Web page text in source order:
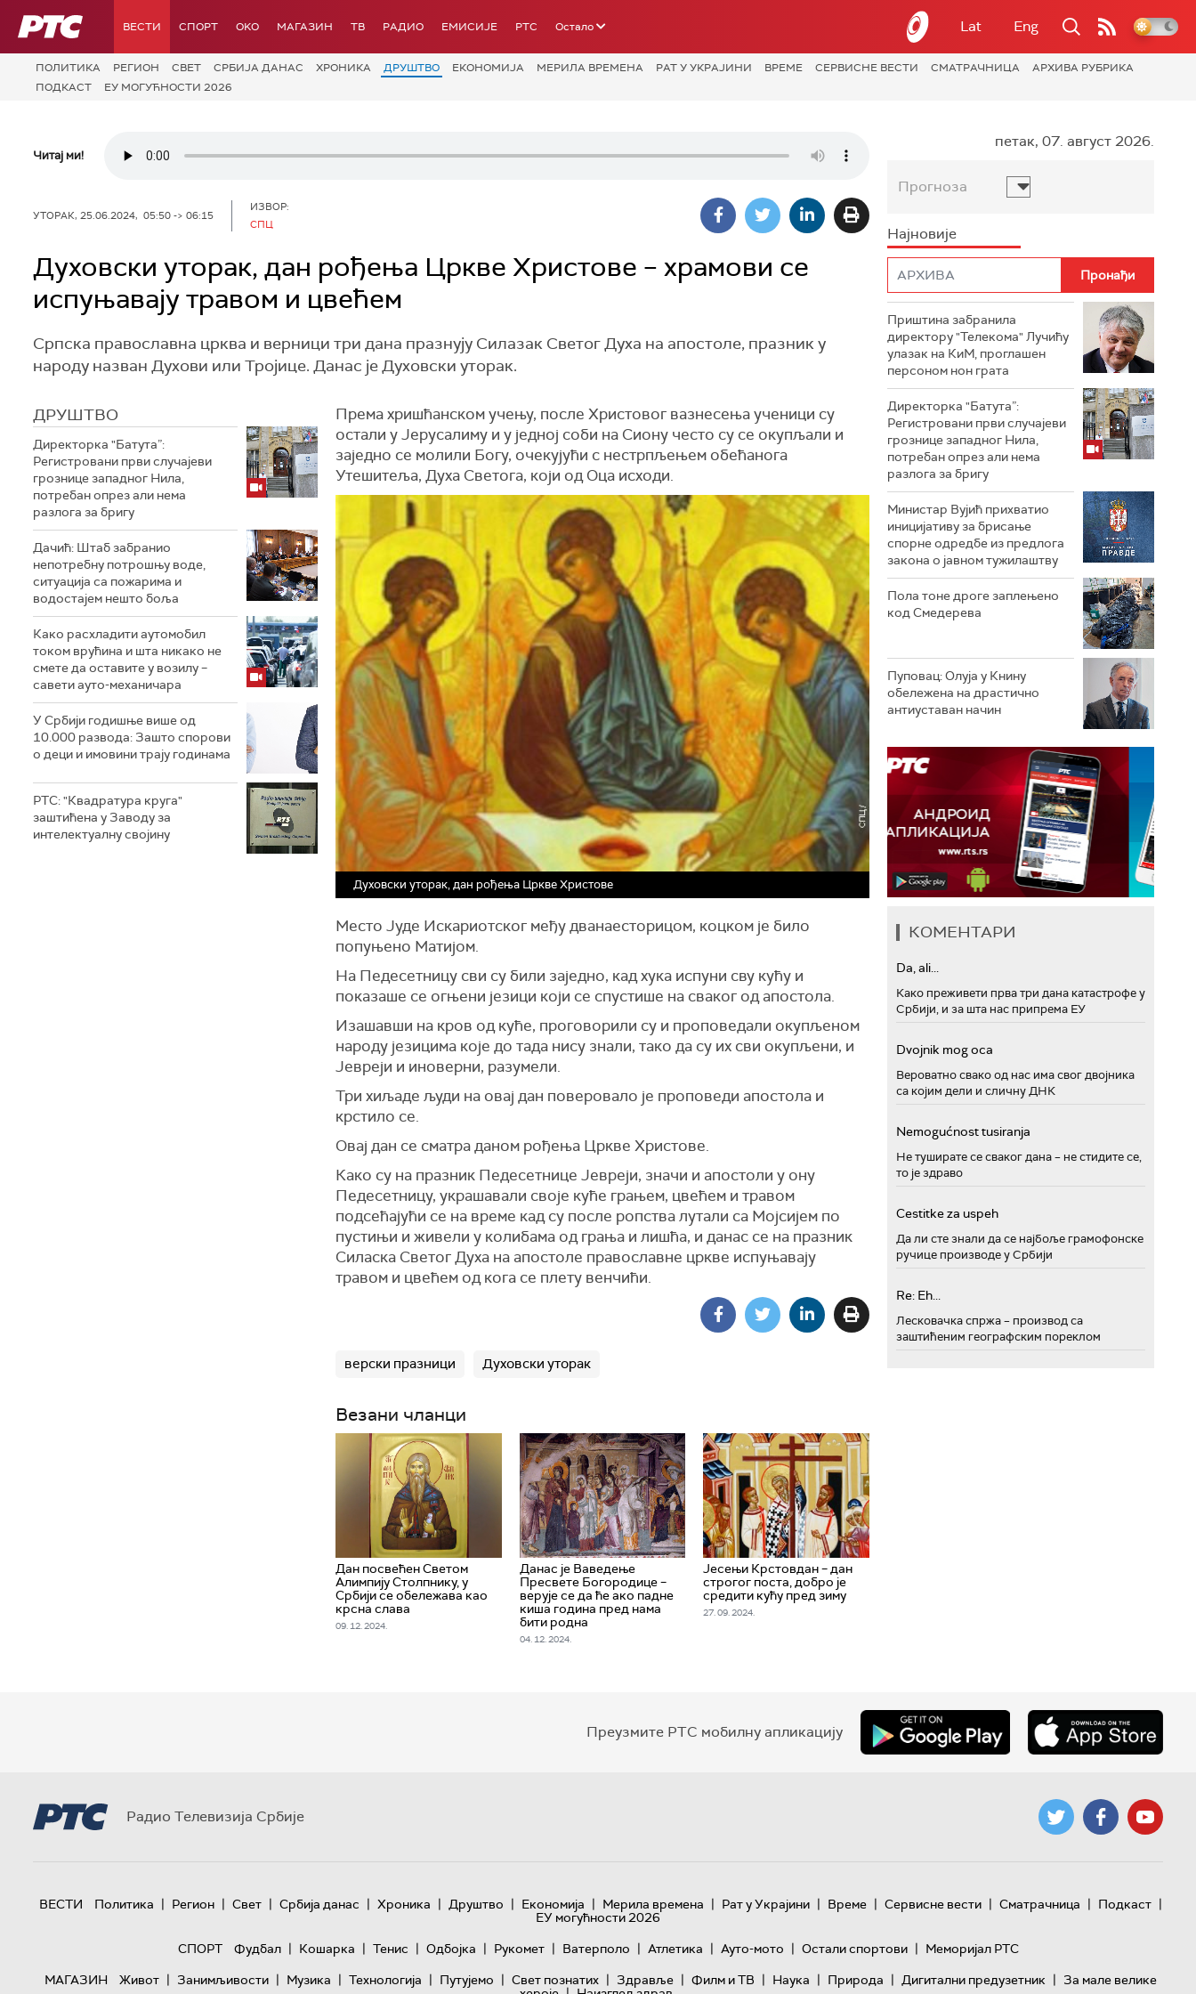
РТС ВЕСТИ СПОРТ OKO МАГАЗИН ТВ РАДИО ЕМИСИЈЕ РТС Остало Lat Eng
ПОЛИТИКА РЕГИОН СВЕТ СРБИЈА ДАНАС ХРОНИКА ДРУШТВО ЕКОНОМИЈА МЕРИЛА ВРЕМЕНА РАТ У УКРАЈИНИ ВРЕМЕ СЕРВИСНЕ ВЕСТИ СМАТРАЧНИЦА
АРХИВА РУБРИКА
ПОДКАСТ
ЕУ МОГУЋНОСТИ 2026
Читај ми!
УТОРАК, 25.06.2024, 05:50 -> 06:15
ИЗВОР:
СПЦ
Духовски уторак, дан рођења Цркве Христове – храмови се
испуњавају травом и цвећем
Српска православна црква и верници три дана празнују Силазак Светог Духа на апостоле, празник у
народу назван Духови или Тројице. Данас је Духовски уторак.
ДРУШТВО
Директорка "Батута”:
Регистровани први случајеви
грознице западног Нила,
потребан опрез али нема
разлога за бригу
Дачић: Штаб забранио
непотребну потрошњу воде,
ситуација са пожарима и
водостајем нешто боља
Како расхладити аутомобил
током врућина и шта никако не
смете да оставите у возилу –
савети ауто-механичара
У Србији годишње више од
10.000 развода: Зашто спорови
о деци и имовини трају годинама
РТС: "Квадратура круга"
заштићена у Заводу за
интелектуалну својину
Према хришћанском учењу, после Христовог вазнесења ученици су
остали у Јерусалиму и у једној соби на Сиону често су се окупљали и
заједно се молили Богу, очекујући с нестрпљењем обећанога
Утешитеља, Духа Светога, који од Оца исходи.
Духовски уторак, дан рођења Цркве Христове
Место Јуде Искариотског међу дванаесторицом, коцком је било
попуњено Матијом.
На Педесетницу сви су били заједно, кад хука испуни сву кућу и
показаше се огњени језици који се спустише на сваког од апостола.
Изашавши на кров од куће, проговорили су и проповедали окупљеном
народу језицима које до тада нису знали, тако да су их сви окупљени, и
Јевреји и иноверни, разумели.
Три хиљаде људи на овај дан поверовало је проповеди апостола и
крстило се.
Овај дан се сматра даном рођења Цркве Христове.
Како су на празник Педесетнице Јевреји, значи и апостоли у ону
Педесетницу, украшавали своје куће грањем, цвећем и травом
подсећајући се на време кад су после ропства лутали са Мојсијем по
пустињи и живели у колибама од грања и лишћа, и данас се на празник
Силаска Светог Духа на апостоле православне цркве испуњавају
травом и цвећем од кога се плету венчићи.
верски празници Духовски уторак
Везани чланци
Дан посвећен Светом
Алимпију Столпнику, у
Србији се обележава као
крсна слава
09. 12. 2024.
Данас је Ваведење
Пресвете Богородице –
верује се да ће ако падне
киша година пред нама
бити родна
04. 12. 2024.
Јесењи Крстовдан – дан
строгог поста, добро је
средити кућу пред зиму
27. 09. 2024.
петак, 07. август 2026.
Прогноза
Најновије
Приштина забранила
директору "Телекома" Лучићу
улазак на КиМ, проглашен
персоном нон грата
Директорка "Батута”:
Регистровани први случајеви
грознице западног Нила,
потребан опрез али нема
разлога за бригу
Министар Вујић прихватио
иницијативу за брисање
спорне одредбе из предлога
закона o јавном тужилаштву
Пола тоне дроге заплењено
код Смедерева
Пуповац: Олуја у Книну
обележена на драстично
антиуставан начин
КОМЕНТАРИ
Da, ali...
Како преживети прва три дана катастрофе у
Србији, и за шта нас припрема ЕУ
Dvojnik mog oca
Вероватно свако од нас има свог двојника
са којим дели и сличну ДНК
Nemogućnost tusiranja
Не туширате се сваког дана – не стидите се,
то је здраво
Cestitke za uspeh
Да ли сте знали да се најбоље грамофонске
ручице производе у Србији
Re: Eh...
Лесковачка спржа – производ са
заштићеним географским пореклом
Преузмите РТС мобилну апликацију
Радио Телевизија Србије
ВЕСТИ Политика | Регион | Свет | Србија данас | Хроника | Друштво | Економија | Мерила времена | Рат у Украјини | Време | Сервисне вести | Сматрачница | Подкаст |
ЕУ могућности 2026
СПОРТ
Фудбал | Кошарка | Тенис | Одбојка | Рукомет | Ватерполо | Атлетика | Ауто-мото | Остали спортови | Меморијал РТС
МАГАЗИН
Живот | Занимљивости | Музика | Технологијa | Путујемо | Свет познатих | Здравље | Филм и ТВ | Наука | Природа | Дигитални предузетник | За мале велике